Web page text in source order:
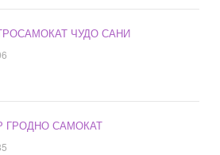
ЧУДО САНИ
ГРОДНО САМОКАТ